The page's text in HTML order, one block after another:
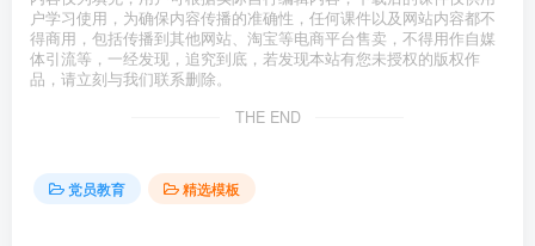
户学习使用，为确保内容传播的准确性，任何课件以及网站内容都不
得商用，包括传播到其他网站、淘宝等电商平台售卖，不得用作自媒
体引流等，一经发现，追究到底，若发现本站有您未授权的版权作
品，请立刻与我们联系删除。
THE END
党员教育 精选模板